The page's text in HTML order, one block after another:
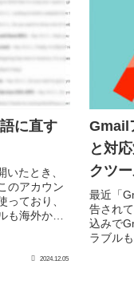
に直す
たとき、
のアカウン
っており、
も海外から
2024.12.05
Gmail
と対
クツ
最近「
告され
込みで
ラブル